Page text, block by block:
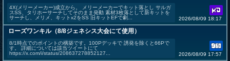
4X(メリーメーカー)成立から。 メリーメーカーでキット落とし サルガ
スSS、タリホーサーチしてそのまま発動 素材3枚落として新キットを
サーチし、メリメ、キットx2をSS 旧キットEFで劇...
2026/08/09 18:17
ローズワンキル（8/8ジェネシス大会にて使用）
8/1時点でのポイントの構築です。100Pデッキで 誘発を除くと66Pで
す。 詳細については該当ツイートにて
https://x.com/i/status/208637278852127...
2026/08/09 17:57